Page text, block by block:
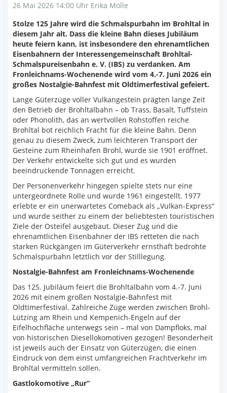
26 Mai 2026 14:00 Uhr Erika Molle
Stolze 125 Jahre wird die Schmalspurbahn im Brohltal in
diesem Jahr alt. Dass die kleine Bahn dieses Jubiläum
heute feiern kann, ist insbesondere den ehrenamtlichen
Eisenbahnern der Interessengemeinschaft Brohltal-
Schmalspureisenbahn e. V. (IBS) zu verdanken. Am
Fronleichnams-Wochenende wird vom 4.-7. Juni 2026 ein
großes Nostalgie-Bahnfest mit Oldtimerfestival gefeiert.
Lange Güterzüge voller Vulkangestein prägten lange Zeit
den Betrieb der Brohltalbahn – ob Trass, Basalt, Tuffstein
oder Phonolith, das an wertvollen Rohstoffen reiche
Brohltal bot reichlich Fracht für die kleine Bahn. Denn
genau zu diesem Zweck, zum leichteren Transport der
Gesteine zum Rheinhafen Brohl, wurde sie 1901 eröffnet.
Der Verkehr entwickelte sich gut und es wurden
beeindruckende Tonnagen erreicht.
Der Personenverkehr hingegen spielte stets nur eine
untergeordnete Rolle und wurde 1961 eingestellt. 1977
erlebte er ein unerwartetes Comeback als „Vulkan-Express“
und wurde seither zu einem der beliebtesten touristischen
Ziele der Osteifel ausgebaut. Dieser Zug und die
ehrenamtlichen Eisenbahner der IBS retteten die nach
starken Rückgängen im Güterverkehr ernsthaft bedrohte
Schmalspurbahn letztlich vor der Stilllegung.
Nostalgie-Bahnfest am Fronleichnams-Wochenende
Das 125. Jubiläum feiert die Brohltalbahn vom 4.-7. Juni
2026 mit einem großen Nostalgie-Bahnfest mit
Oldtimerfestival. Zahlreiche Züge werden zwischen Brohl-
Lützing am Rhein und Kempenich-Engeln auf der
Eifelhochfläche unterwegs sein – mal von Dampfloks, mal
von historischen Diesellokomotiven gezogen! Besonderheit
ist jeweils auch der Einsatz von Güterzügen, die einen
Eindruck von dem einst umfangreichen Frachtverkehr im
Brohltal vermitteln sollen.
Gastlokomotive „Rur“